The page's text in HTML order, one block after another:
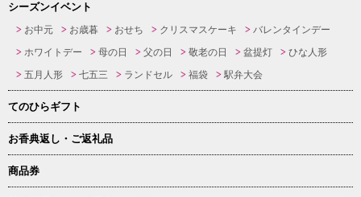
シーズンイベント
お中元 お歳暮 おせち クリスマスケーキ
バレンタインデー
ホワイトデー
母の日 父の日 敬老の日 盆提灯
ひな人形
五月人形
七五三 ランドセル 福袋 駅弁大会
てのひらギフト
お香典返し・ご返礼品
商品券